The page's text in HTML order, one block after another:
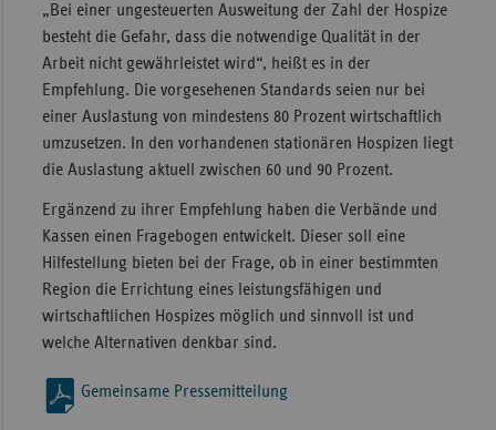
„Bei einer ungesteuerten Ausweitung der Zahl der Hospize
besteht die Gefahr, dass die notwendige Qualität in der
Arbeit nicht gewährleistet wird“, heißt es in der
Empfehlung. Die vorgesehenen Standards seien nur bei
einer Auslastung von mindestens 80 Prozent wirtschaftlich
umzusetzen. In den vorhandenen stationären Hospizen liegt
die Auslastung aktuell zwischen 60 und 90 Prozent.
Ergänzend zu ihrer Empfehlung haben die Verbände und
Kassen einen Fragebogen entwickelt. Dieser soll eine
Hilfestellung bieten bei der Frage, ob in einer bestimmten
Region die Errichtung eines leistungsfähigen und
wirtschaftlichen Hospizes möglich und sinnvoll ist und
welche Alternativen denkbar sind.
Gemeinsame Pressemitteilung